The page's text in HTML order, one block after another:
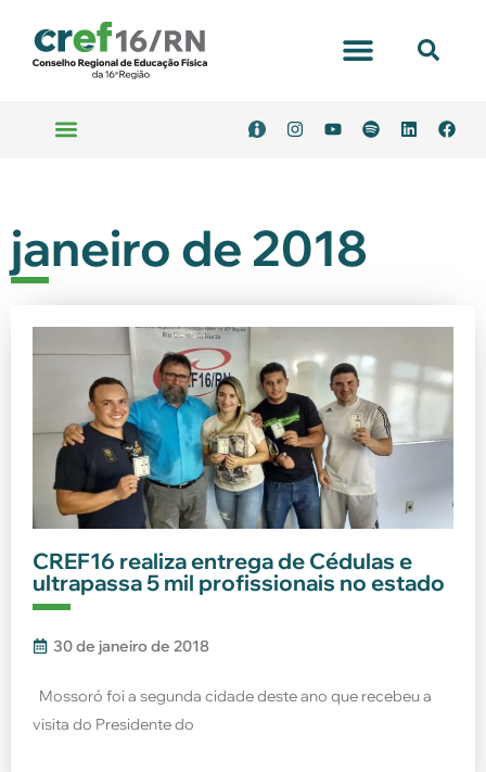
janeiro de 2018
CREF16 realiza entrega de Cédulas e
ultrapassa 5 mil profissionais no estado
30 de janeiro de 2018
Mossoró foi a segunda cidade deste ano que recebeu a
visita do Presidente do